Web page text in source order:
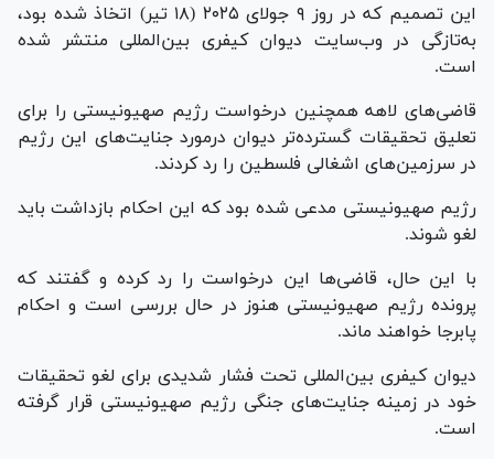
این تصمیم که در روز ۹ جولای ۲۰۲۵ (۱۸ تیر) اتخاذ شده بود،
به‌تازگی در وب‌سایت دیوان کیفری بین‌المللی منتشر شده
است.
قاضی‌های لاهه همچنین درخواست رژیم صهیونیستی را برای
تعلیق تحقیقات گسترده‌تر دیوان درمورد جنایت‌های این رژیم
در سرزمین‌های اشغالی فلسطین را رد کردند.
رژیم صهیونیستی مدعی شده بود که این احکام بازداشت باید
لغو شوند.
با این حال، قاضی‌ها این درخواست را رد کرده و گفتند که
پرونده رژیم صهیونیستی هنوز در حال بررسی است و احکام
پابرجا خواهند ماند.
دیوان کیفری بین‌المللی تحت فشار شدیدی برای لغو تحقیقات
خود در زمینه جنایت‌های جنگی رژیم صهیونیستی قرار گرفته
است.